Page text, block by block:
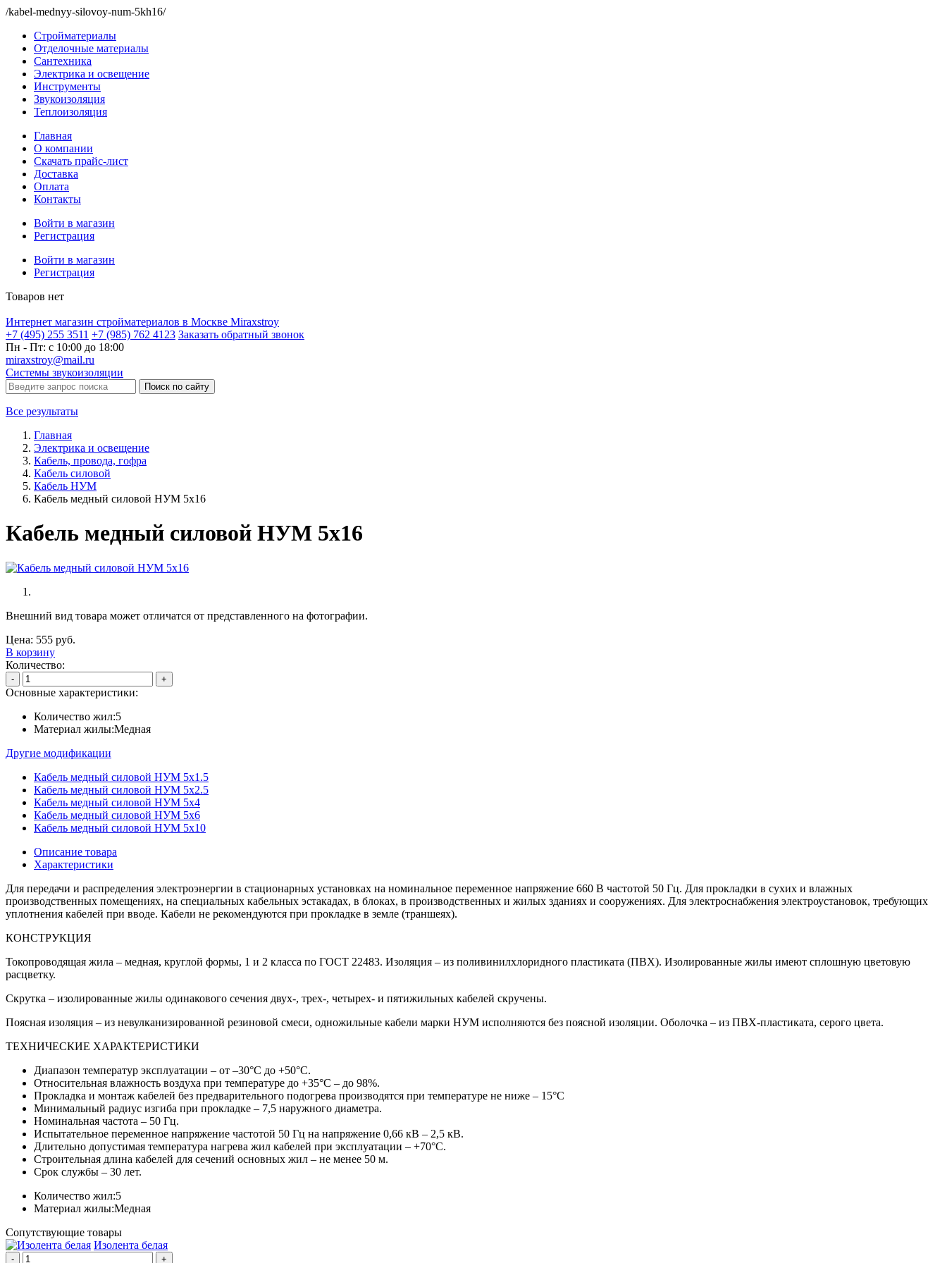
/kabel-mednyy-silovoy-num-5kh16/
Стройматериалы
Отделочные материалы
Сантехника
Электрика и освещение
Инструменты
Звукоизоляция
Теплоизоляция
Главная
О компании
Скачать прайс-лист
Доставка
Оплата
Контакты
Войти в магазин
Регистрация
Войти в магазин
Регистрация
Товаров нет
Интернет магазин стройматериалов в Москве Miraxstroy
+7 (495) 255 3511 +7 (985) 762 4123 Заказать обратный звонок
Пн - Пт: с 10:00 до 18:00
miraxstroy@mail.ru
Системы звукоизоляции
Поиск по сайту
Все результаты
Главная
Электрика и освещение
Кабель, провода, гофра
Кабель силовой
Кабель НУМ
Кабель медный силовой НУМ 5х16
Кабель медный силовой НУМ 5х16
Внешний вид товара может отличатся от представленного на фотографии.
Цена: 555 руб.
В корзину
Количество:
- +
Основные характеристики:
Количество жил:5
Материал жилы:Медная
Другие модификации
Кабель медный силовой НУМ 5х1.5
Кабель медный силовой НУМ 5х2.5
Кабель медный силовой НУМ 5х4
Кабель медный силовой НУМ 5х6
Кабель медный силовой НУМ 5х10
Описание товара
Характеристики
Для передачи и распределения электроэнергии в стационарных установках на номинальное переменное напряжение 660 В частотой 50 Гц. Для прокладки в сухих и влажных
производственных помещениях, на специальных кабельных эстакадах, в блоках, в производственных и жилых зданиях и сооружениях. Для электроснабжения электроустановок, требующих
уплотнения кабелей при вводе. Кабели не рекомендуются при прокладке в земле (траншеях).
КОНСТРУКЦИЯ
Токопроводящая жила – медная, круглой формы, 1 и 2 класса по ГОСТ 22483. Изоляция – из поливинилхлоридного пластиката (ПВХ). Изолированные жилы имеют сплошную цветовую
расцветку.
Скрутка – изолированные жилы одинакового сечения двух-, трех-, четырех- и пятижильных кабелей скручены.
Поясная изоляция – из невулканизированной резиновой смеси, одножильные кабели марки НУМ исполняются без поясной изоляции. Оболочка – из ПВХ-пластиката, серого цвета.
ТЕХНИЧЕСКИЕ ХАРАКТЕРИСТИКИ
Диапазон температур эксплуатации – от –30°С до +50°С.
Относительная влажность воздуха при температуре до +35°С – до 98%.
Прокладка и монтаж кабелей без предварительного подогрева производятся при температуре не ниже – 15°С
Минимальный радиус изгиба при прокладке – 7,5 наружного диаметра.
Номинальная частота – 50 Гц.
Испытательное переменное напряжение частотой 50 Гц на напряжение 0,66 кВ – 2,5 кВ.
Длительно допустимая температура нагрева жил кабелей при эксплуатации – +70°С.
Строительная длина кабелей для сечений основных жил – не менее 50 м.
Срок службы – 30 лет.
Количество жил:5
Материал жилы:Медная
Сопутствующие товары
Изолента белая
- +